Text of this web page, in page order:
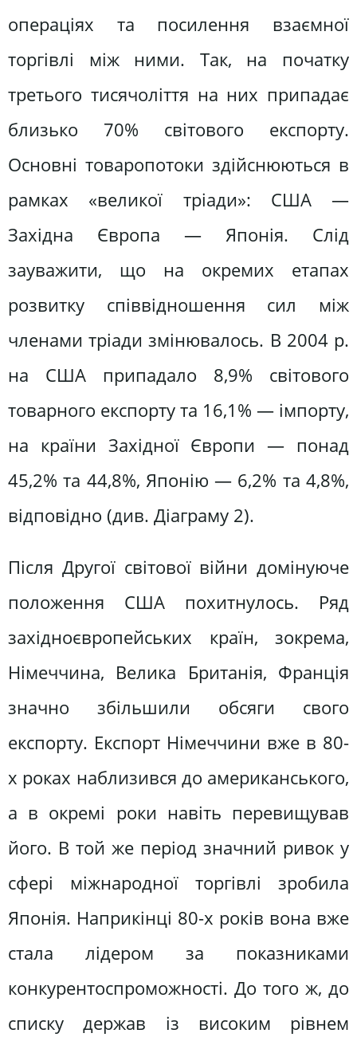
операціях та посилення взаємної
торгівлі між ними. Так, на початку
третього тисячоліття на них припадає
близько 70% світового експорту.
Основні товаропотоки здійснюються в
рамках «великої тріади»: США —
Західна Європа — Японія. Слід
зауважити, що на окремих етапах
розвитку співвідношення сил між
членами тріади змінювалось. В 2004 р.
на США припадало 8,9% світового
товарного експорту та 16,1% — імпорту,
на країни Західної Європи — понад
45,2% та 44,8%, Японію — 6,2% та 4,8%,
відповідно (див. Діаграму 2).
Після Другої світової війни домінуюче
положення США похитнулось. Ряд
західноєвропейських країн, зокрема,
Німеччина, Велика Британія, Франція
значно збільшили обсяги свого
експорту. Експорт Німеччини вже в 80-
х роках наблизився до американського,
а в окремі роки навіть перевищував
його. В той же період значний ривок у
сфері міжнародної торгівлі зробила
Японія. Наприкінці 80-х років вона вже
стала лідером за показниками
конкурентоспроможності. До того ж, до
списку держав із високим рівнем